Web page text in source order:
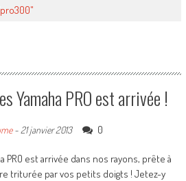
Yamaha PRO est arrivée !
- 21 janvier 2013 0
PRO est arrivée dans nos rayons, prête à
triturée par vos petits doigts ! Jetez-y